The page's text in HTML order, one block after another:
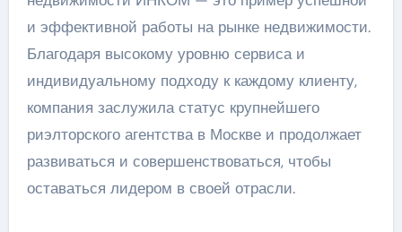
и эффективной работы на рынке недвижимости.
Благодаря высокому уровню сервиса и
индивидуальному подходу к каждому клиенту,
компания заслужила статус крупнейшего
риэлторского агентства в Москве и продолжает
развиваться и совершенствоваться, чтобы
оставаться лидером в своей отрасли.